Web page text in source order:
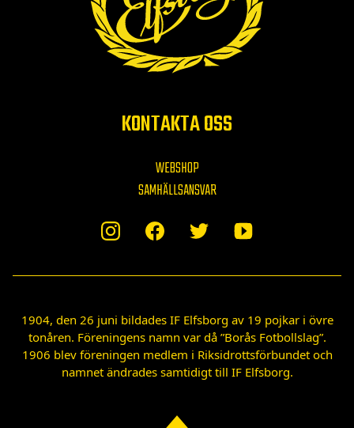
KONTAKTA OSS
WEBSHOP
SAMHÄLLSANSVAR
1904, den 26 juni bildades IF Elfsborg av 19 pojkar i övre
tonåren. Föreningens namn var då ”Borås Fotbollslag”.
1906 blev föreningen medlem i Riksidrottsförbundet och
namnet ändrades samtidigt till IF Elfsborg.